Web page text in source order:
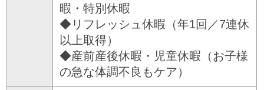
暇・特別休暇
◆リフレッシュ休暇（年1回／7連休
以上取得）
◆産前産後休暇・児童休暇（お子様
の急な体調不良もケア）